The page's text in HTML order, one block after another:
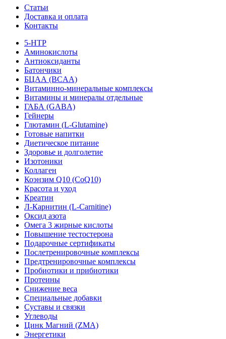
Статьи
Доставка и оплата
Контакты
5-HTP
Аминокислоты
Антиоксиданты
Батончики
БЦАА (BCAA)
Витаминно-минеральные комплексы
Витамины и минералы отдельные
ГАБА (GABA)
Гейнеры
Глютамин (L-Glutamine)
Готовые напитки
Диетическое питание
Здоровье и долголетие
Изотоники
Коллаген
Коэнзим Q10 (CoQ10)
Красота и уход
Креатин
Л-Карнитин (L-Сarnitine)
Оксид азота
Омега 3 жирные кислоты
Повышение тестостерона
Подарочные сертификаты
Послетренировочные комплексы
Предтренировочные комплексы
Пробиотики и прибиотики
Протеины
Снижение веса
Специальные добавки
Суставы и связки
Углеводы
Цинк Магний (ZMA)
Энергетики